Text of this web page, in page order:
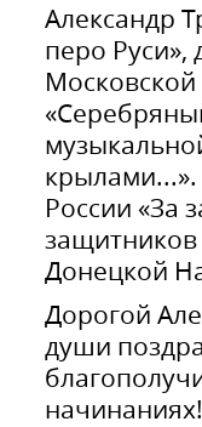
Александр
перо
России «За
защитников
Донецкой
Дорогой
души
начинаниях!